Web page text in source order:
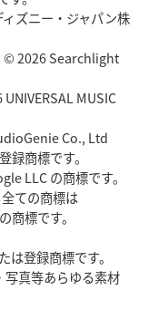
WKの基礎築く
からノーマルへ」が最終
年いた自分のホーム」
ハウスは「皆に開かれ
ィズニー・ジャパン株
2026 Searchlight
MUSIC
Co., Ltd
録商標です。
LLC の商標です。
ての商標は
標です。
は登録商標です。
写真等あらゆる素材